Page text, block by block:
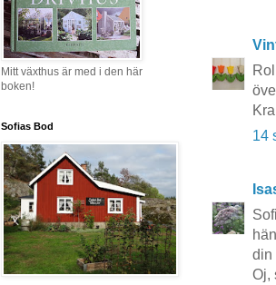
14
din
Oj,
Mitt växthus är med i den här
boken!
Sofias Bod